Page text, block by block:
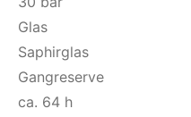
Glas
Saphirglas
Gangreserve
ca. 64 h